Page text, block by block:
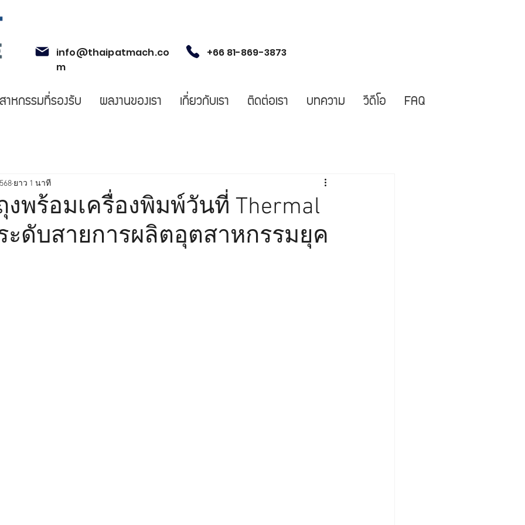
info@thaipatmach.co
m
+66 81-869-3873
หกรรมที่รองรับ ผลงานของเรา เกี่ยวกับเรา ติดต่อเรา บทความ วีดีโอ FAQ
งพร้อมเครื่องพิมพ์วันที่ Thermal
ะดับสายการผลิตอุตสาหกรรมยุค
ยาว 1 นาที